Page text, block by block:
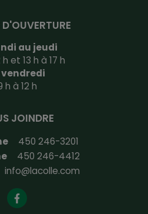
D'OUVERTURE
au jeudi
h et 13 h à 17 h
vendredi
h à 12 h
JOINDRE
450 246-3201
450 246-4412
info@lacolle.com